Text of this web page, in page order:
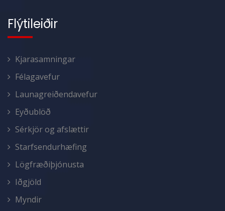
Flýtileiðir
Kjarasamningar
Félagavefur
Launagreiðendavefur
Eyðublöð
Sérkjör og afslættir
Starfsendurhæfing
Lögfræðiþjónusta
Iðgjöld
Myndir